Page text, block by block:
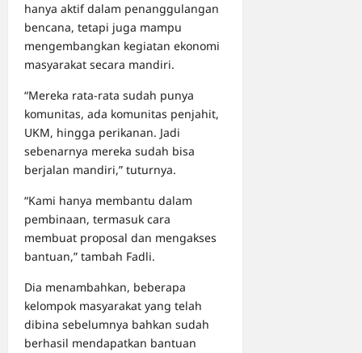
hanya aktif dalam penanggulangan
bencana, tetapi juga mampu
mengembangkan kegiatan ekonomi
masyarakat secara mandiri.
“Mereka rata-rata sudah punya
komunitas, ada komunitas penjahit,
UKM, hingga perikanan. Jadi
sebenarnya mereka sudah bisa
berjalan mandiri,” tuturnya.
“Kami hanya membantu dalam
pembinaan, termasuk cara
membuat proposal dan mengakses
bantuan,” tambah Fadli.
Dia menambahkan, beberapa
kelompok masyarakat yang telah
dibina sebelumnya bahkan sudah
berhasil mendapatkan bantuan